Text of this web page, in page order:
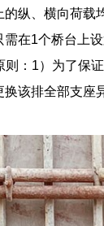
纵、横向荷
在1个桥台上设
：1）为了保
该排全部支